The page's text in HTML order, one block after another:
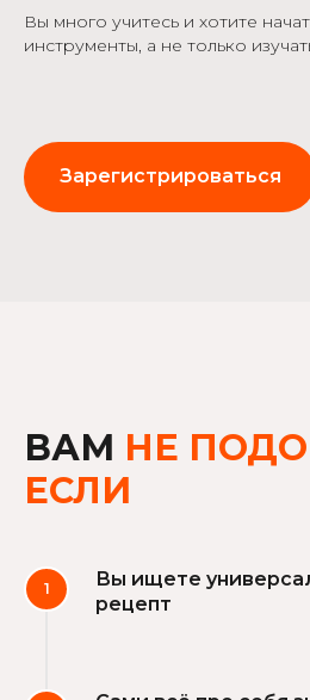
Вы много учитесь и хотите
инструменты, а не только
Зарегистрироваться
ВАМ НЕ
ЕСЛИ
Вы ищете
рецепт